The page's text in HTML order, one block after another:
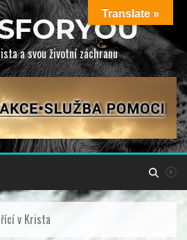
a svou životní záchranu
v Krista
Translate »